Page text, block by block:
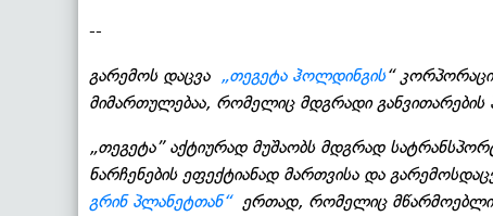
--
გარემოს დაცვა„თეგეტა ჰოლდინგის“
მიმართულებაა, რომელიც მდგრადი განვითარების
„თეგეტა” აქტიურად მუშაობს მდგრად
ნარჩენების ეფექტიანად მართვისა და
გრინ პლანეტთან“ერთად, რომელიც